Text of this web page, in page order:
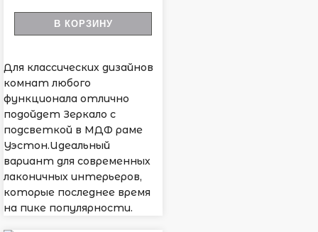
В КОРЗИНУ
Для классических дизайнов
комнат любого
функционала отлично
подойдет Зеркало с
подсветкой в МДФ раме
Уэстон.Идеальный
вариант для современных
лаконичных интерьеров,
которые последнее время
на пике популярности.